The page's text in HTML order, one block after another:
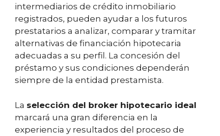
intermediarios de crédito inmobiliario
registrados, pueden ayudar a los futuros
prestatarios a analizar, comparar y tramitar
alternativas de financiación hipotecaria
adecuadas a su perfil. La concesión del
préstamo y sus condiciones dependerán
siempre de la entidad prestamista.
La selección del broker hipotecario ideal
marcará una gran diferencia en la
experiencia y resultados del proceso de